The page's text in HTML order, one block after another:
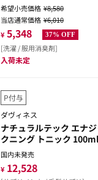
希望小売価格¥8,580
当店通常価格¥6,010
¥ 5,348 37% OFF
[洗濯 / 服用消臭剤]
入荷未定
P付与
ダヴィネス
ナチュラルテック エナ
クニング トニック 100ml
国内未発売
¥ 12,528